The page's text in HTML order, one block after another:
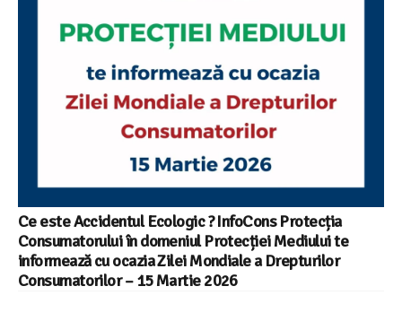
Ce este Accidentul Ecologic ? InfoCons Protecția
Consumatorului în domeniul Protecției Mediului te
informează cu ocazia Zilei Mondiale a Drepturilor
Consumatorilor – 15 Martie 2026